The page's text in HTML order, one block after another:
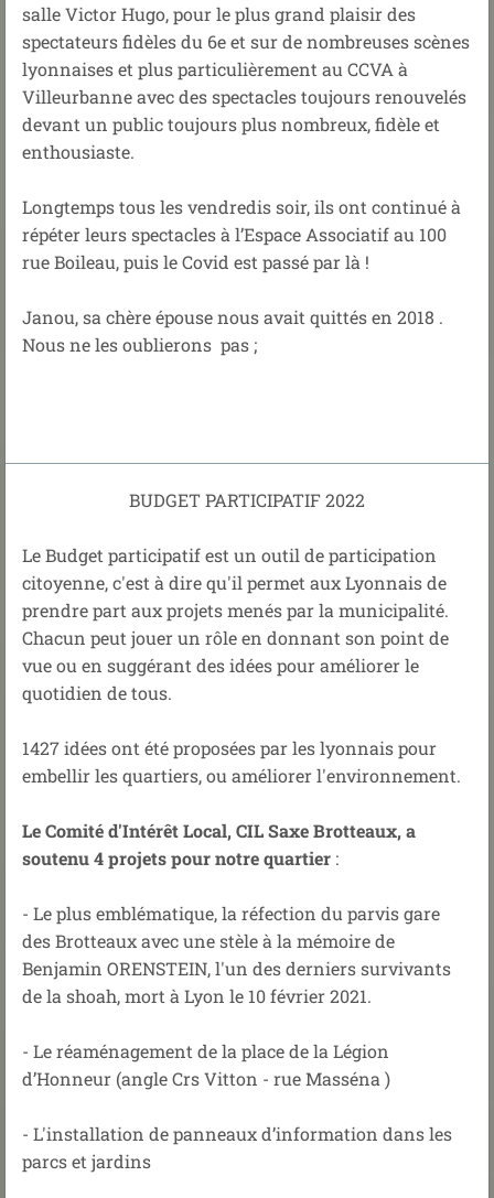
salle Victor Hugo, pour le plus grand plaisir des
spectateurs fidèles du 6e et sur de nombreuses scènes
lyonnaises et plus particulièrement au CCVA à
Villeurbanne avec des spectacles toujours renouvelés
devant un public toujours plus nombreux, fidèle et
enthousiaste.
Longtemps tous les vendredis soir, ils ont continué à
répéter leurs spectacles à l’Espace Associatif au 100
rue Boileau, puis le Covid est passé par là !
Janou, sa chère épouse nous avait quittés en 2018 .
Nous ne les oublierons pas ;
BUDGET PARTICIPATIF 2022
Le Budget participatif est un outil de participation
citoyenne, c'est à dire qu'il permet aux Lyonnais de
prendre part aux projets menés par la municipalité.
Chacun peut jouer un rôle en donnant son point de
vue ou en suggérant des idées pour améliorer le
quotidien de tous.
1427 idées ont été proposées par les lyonnais pour
embellir les quartiers, ou améliorer l'environnement.
Le Comité d'Intérêt Local, CIL Saxe Brotteaux, a
soutenu 4 projets pour notre quartier :
- Le plus emblématique, la réfection du parvis gare
des Brotteaux avec une stèle à la mémoire de
Benjamin ORENSTEIN, l'un des derniers survivants
de la shoah, mort à Lyon le 10 février 2021.
- Le réaménagement de la place de la Légion
d’Honneur (angle Crs Vitton - rue Masséna )
- L'installation de panneaux d’information dans les
parcs et jardins